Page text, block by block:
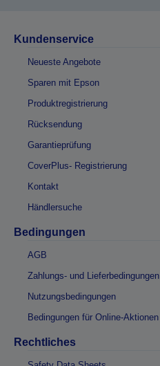
Kundenservice
Neueste Angebote
Sparen mit Epson
Produktregistrierung
Rücksendung
Garantieprüfung
CoverPlus- Registrierung
Kontakt
Händlersuche
Bedingungen
AGB
Zahlungs- und Lieferbedingungen
Nutzungsbedingungen
Bedingungen für Online-Aktionen
Rechtliches